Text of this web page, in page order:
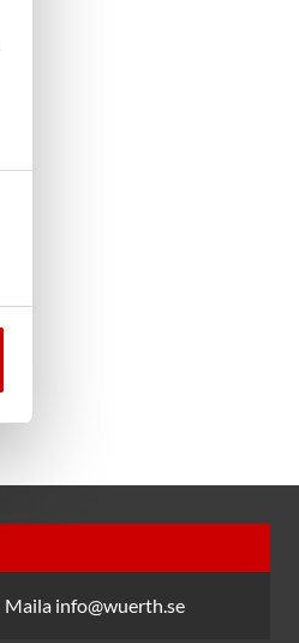
Maila info@wuerth.se